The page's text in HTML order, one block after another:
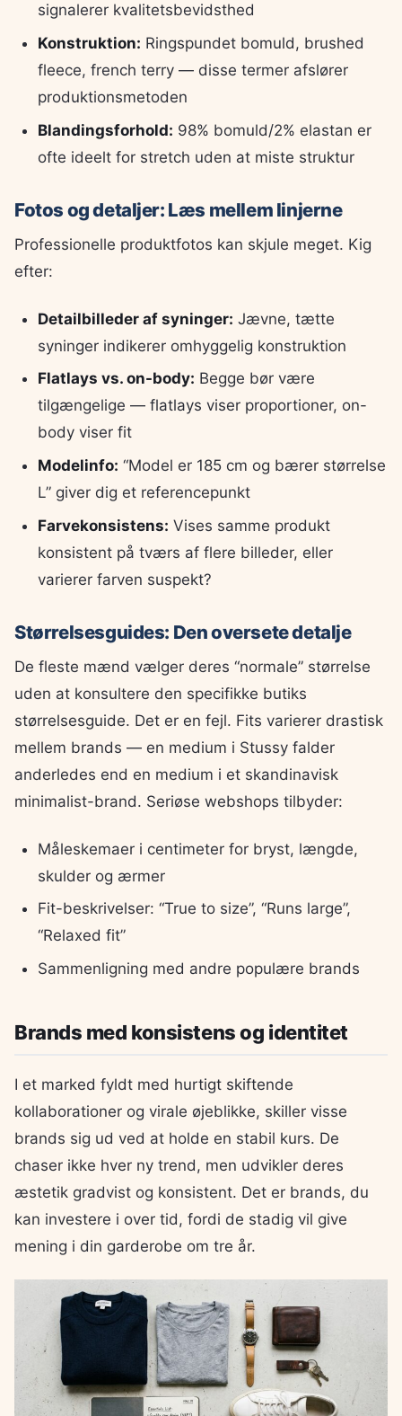
signalerer kvalitetsbevidsthed
Konstruktion: Ringspundet bomuld, brushed
fleece, french terry — disse termer afslører
produktionsmetoden
Blandingsforhold: 98% bomuld/2% elastan er
ofte ideelt for stretch uden at miste struktur
Fotos og detaljer: Læs mellem linjerne
Professionelle produktfotos kan skjule meget. Kig
efter:
Detailbilleder af syninger: Jævne, tætte
syninger indikerer omhyggelig konstruktion
Flatlays vs. on-body: Begge bør være
tilgængelige — flatlays viser proportioner, on-
body viser fit
Modelinfo: “Model er 185 cm og bærer størrelse
L” giver dig et referencepunkt
Farvekonsistens: Vises samme produkt
konsistent på tværs af flere billeder, eller
varierer farven suspekt?
Størrelsesguides: Den oversete detalje
De fleste mænd vælger deres “normale” størrelse
uden at konsultere den specifikke butiks
størrelsesguide. Det er en fejl. Fits varierer drastisk
mellem brands — en medium i Stussy falder
anderledes end en medium i et skandinavisk
minimalist-brand. Seriøse webshops tilbyder:
Måleskemaer i centimeter for bryst, længde,
skulder og ærmer
Fit-beskrivelser: “True to size”, “Runs large”,
“Relaxed fit”
Sammenligning med andre populære brands
Brands med konsistens og identitet
I et marked fyldt med hurtigt skiftende
kollaborationer og virale øjeblikke, skiller visse
brands sig ud ved at holde en stabil kurs. De
chaser ikke hver ny trend, men udvikler deres
æstetik gradvist og konsistent. Det er brands, du
kan investere i over tid, fordi de stadig vil give
mening i din garderobe om tre år.